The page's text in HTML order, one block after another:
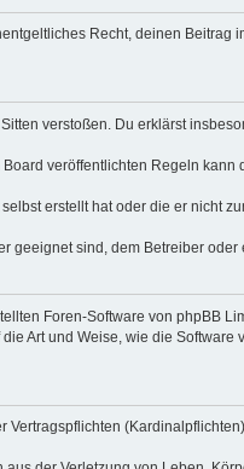
Recht, deinen Beitrag
verstoßen. Du erklärst
veröffentlichten Regeln
erstellt hat oder die er nicht
sind, dem Betreiber oder
Foren-Software von phpBB
Art und Weise, wie die